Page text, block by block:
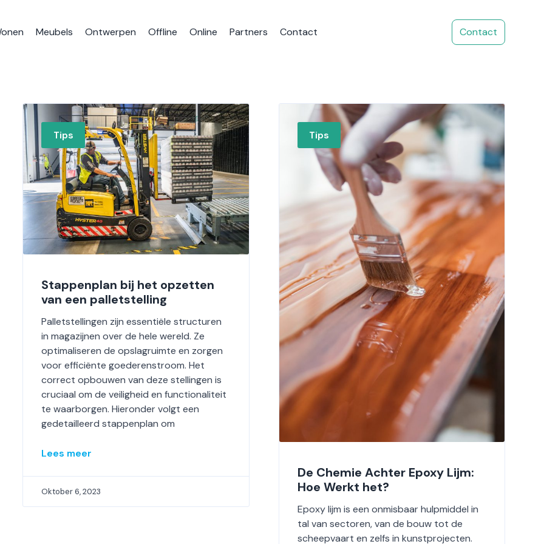
Meubels Ontwerpen Offline Online Partners Contact Contact
Tips
Stappenplan bij het opzetten
van een palletstelling
Palletstellingen zijn essentiële structuren
in magazijnen over de hele wereld. Ze
optimaliseren de opslagruimte en zorgen
voor efficiënte goederenstroom. Het
correct opbouwen van deze stellingen is
cruciaal om de veiligheid en functionaliteit
te waarborgen. Hieronder volgt een
gedetailleerd stappenplan om
Lees meer
Oktober 6, 2023
Tips
De Chemie Achter Epoxy Lijm:
Hoe Werkt het?
Epoxy lijm is een onmisbaar hulpmiddel in
tal van sectoren, van de bouw tot de
scheepvaart en zelfs in kunstprojecten.